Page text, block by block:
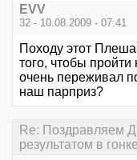
EVV
32 - 10.08.2009 - 07:41
Походу этот
того, чтобы
очень переживал
наш парприз?
Re: Поздравляем
результатом в